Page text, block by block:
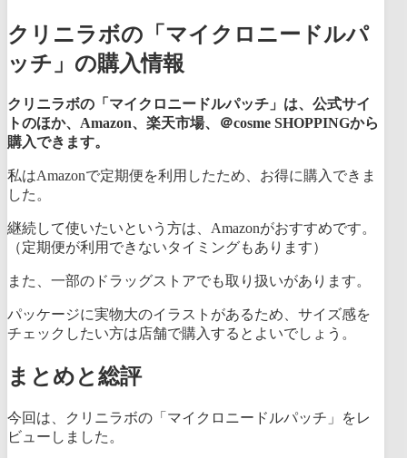
クリニラボの「マイクロニードルパ
ッチ」の購入情報
クリニラボの「マイクロニードルパッチ」は、公式サイ
トのほか、Amazon、楽天市場、＠cosme SHOPPINGから
購入できます。
私はAmazonで定期便を利用したため、お得に購入できま
した。
継続して使いたいという方は、Amazonがおすすめです。
（定期便が利用できないタイミングもあります）
また、一部のドラッグストアでも取り扱いがあります。
パッケージに実物大のイラストがあるため、サイズ感を
チェックしたい方は店舗で購入するとよいでしょう。
まとめと総評
今回は、クリニラボの「マイクロニードルパッチ」をレ
ビューしました。